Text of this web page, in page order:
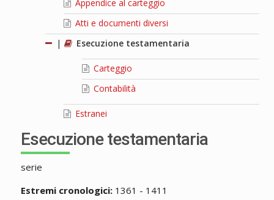
Appendice al carteggio
Atti e documenti diversi
|
Esecuzione testamentaria
Carteggio
Contabilità
Estranei
Esecuzione testamentaria
serie
Estremi cronologici:1361 - 1411